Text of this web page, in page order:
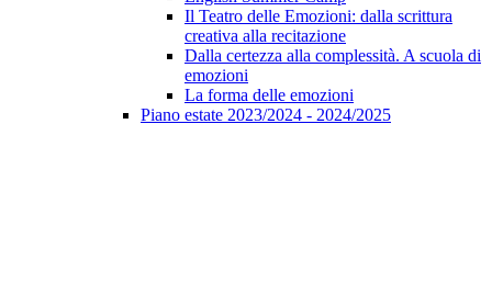
Il Teatro delle Emozioni: dalla scrittura
creativa alla recitazione
Dalla certezza alla complessità. A scuola di
emozioni
La forma delle emozioni
Piano estate 2023/2024 - 2024/2025